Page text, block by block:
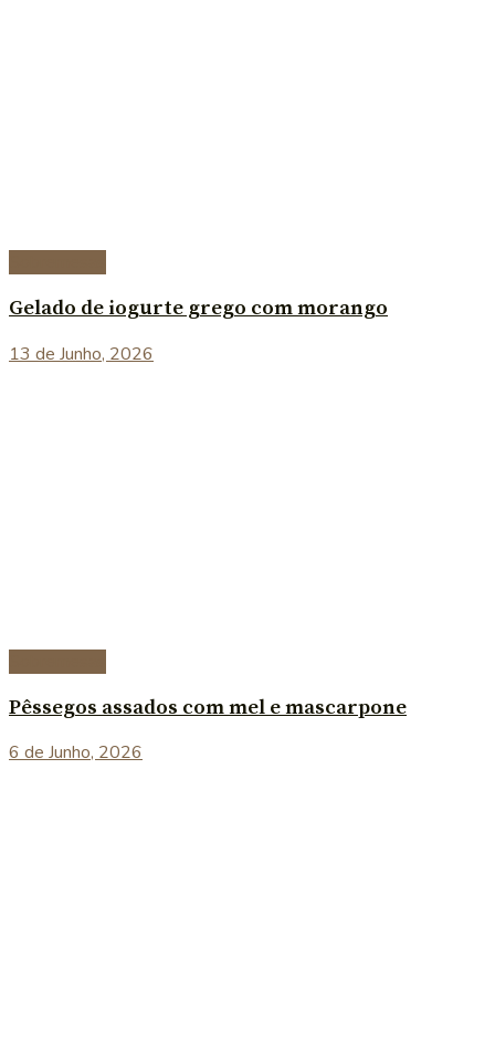
Gelado de iogurte grego com morango
13 de Junho, 2026
Pêssegos assados com mel e mascarpone
6 de Junho, 2026